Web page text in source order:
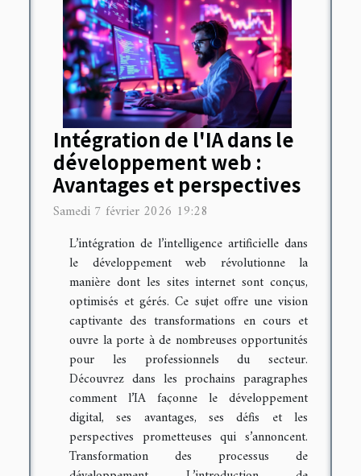
Intégration de l'IA dans le
développement web :
Avantages et perspectives
Samedi 7 février 2026 19:28
L’intégration de l’intelligence artificielle dans
le développement web révolutionne la
manière dont les sites internet sont conçus,
optimisés et gérés. Ce sujet offre une vision
captivante des transformations en cours et
ouvre la porte à de nombreuses opportunités
pour les professionnels du secteur.
Découvrez dans les prochains paragraphes
comment l’IA façonne le développement
digital, ses avantages, ses défis et les
perspectives prometteuses qui s’annoncent.
Transformation des processus de